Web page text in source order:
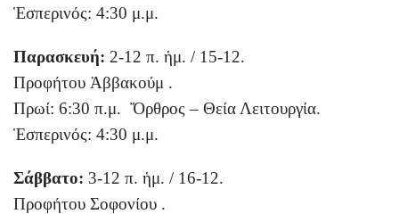
Ἑσπερινός: 4:30 μ.μ.
Παρασκευή: 2-12 π. ἡμ. / 15-12.
Προφήτου Ἀββακούμ .
Πρωί: 6:30 π.μ. Ὄρθρος – Θεία Λειτουργία.
Ἑσπερινός: 4:30 μ.μ.
Σάββατο: 3-12 π. ἡμ. / 16-12.
Προφήτου Σοφονίου .